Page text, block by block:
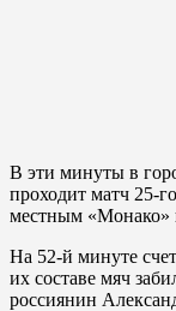
В эти минуты в
проходит матч 25-
местным «Монако»
На 52-й минуте
их составе мяч
россиянин